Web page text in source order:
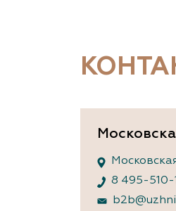
8 495-510-